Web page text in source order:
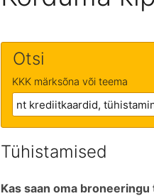
Otsi
KKK märksõna või teema
Tühistamised
Kas saan oma broneeringu